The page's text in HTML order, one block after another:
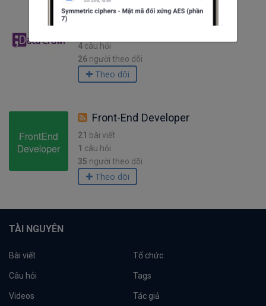
crawl data
4 câu hỏi
26 người theo dõi
Theo dõi
Front-End Developer
21 bài viết
1 câu hỏi
35 người theo dõi
Theo dõi
TÀI NGUYÊN
Bài viết Tổ chức
Câu hỏi Tags
Videos Tác giả